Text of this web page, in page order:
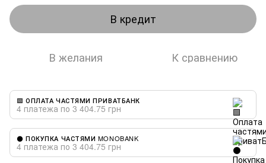
В кредит
В желания К сравнению
🟩 ОПЛАТА ЧАСТЯМИ ПРИВАТБАНК
4 платежа по 3 404.75 грн
⚫ ПОКУПКА ЧАСТЯМИ MONOBANK
4 платежа по 3 404.75 грн